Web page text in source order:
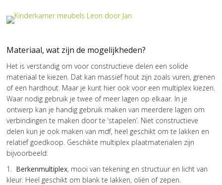
Materiaal, wat zijn de mogelijkheden?
Het is verstandig om voor constructieve delen een solide
materiaal te kiezen. Dat kan massief hout zijn zoals vuren, grenen
of een hardhout. Maar je kunt hier ook voor een multiplex kiezen.
Waar nodig gebruik je twee of meer lagen op elkaar. In je
ontwerp kan je handig gebruik maken van meerdere lagen om
verbindingen te maken door te ‘stapelen’. Niet constructieve
delen kun je ook maken van mdf, heel geschikt om te lakken en
relatief goedkoop. Geschikte multiplex plaatmaterialen zijn
bijvoorbeeld:
1. Berkenmultiplex, mooi van tekening en structuur en licht van
kleur. Heel geschikt om blank te lakken, oliën of zepen.